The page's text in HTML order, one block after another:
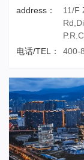
address：
11/F
电话/TEL：
400-